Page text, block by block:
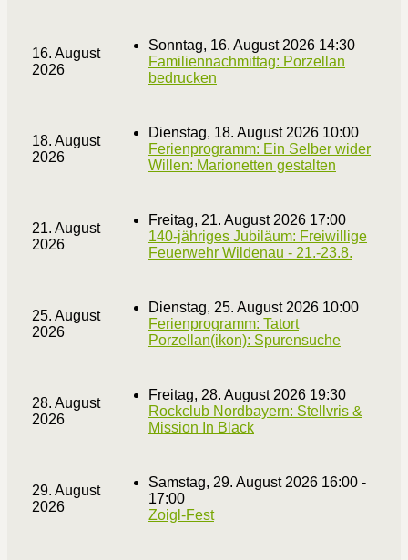
16. August
2026
Sonntag, 16. August 2026 14:30
Familiennachmittag: Porzellan
bedrucken
18. August
2026
Dienstag, 18. August 2026 10:00
Ferienprogramm: Ein Selber wider
Willen: Marionetten gestalten
21. August
2026
Freitag, 21. August 2026 17:00
140-jähriges Jubiläum: Freiwillige
Feuerwehr Wildenau - 21.-23.8.
25. August
2026
Dienstag, 25. August 2026 10:00
Ferienprogramm: Tatort
Porzellan(ikon): Spurensuche
28. August
2026
Freitag, 28. August 2026 19:30
Rockclub Nordbayern: Stellvris &
Mission In Black
29. August
2026
Samstag, 29. August 2026 16:00 -
17:00
Zoigl-Fest